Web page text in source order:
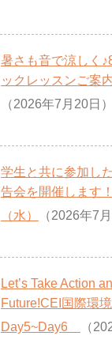
暑さも音で涼しく
ックレッスンご案
（2026年7月20日）
学生と共に参加し
告会を開催します
（水）
（2026年7
Let’s Take Action
Future!CEI国際環
Day5~Day6
（